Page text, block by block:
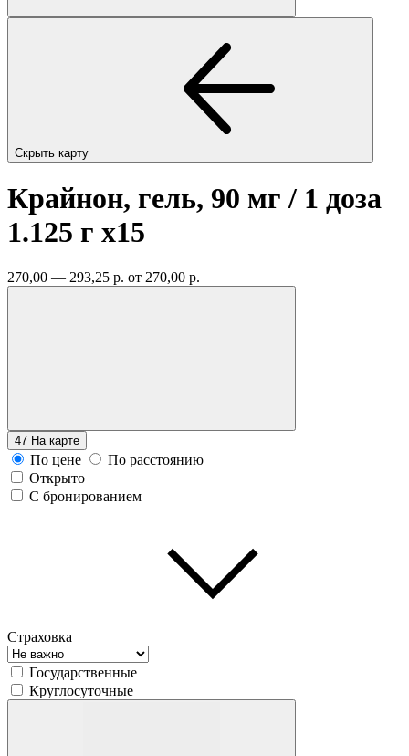
Скрыть карту
Крайнон, гель, 90 мг / 1 доза
1.125 г x15
270,00 — 293,25 р. от 270,00 р.
47 На карте
По цене
По расстоянию
Открыто
С бронированием
Страховка
Государственные
Круглосуточные